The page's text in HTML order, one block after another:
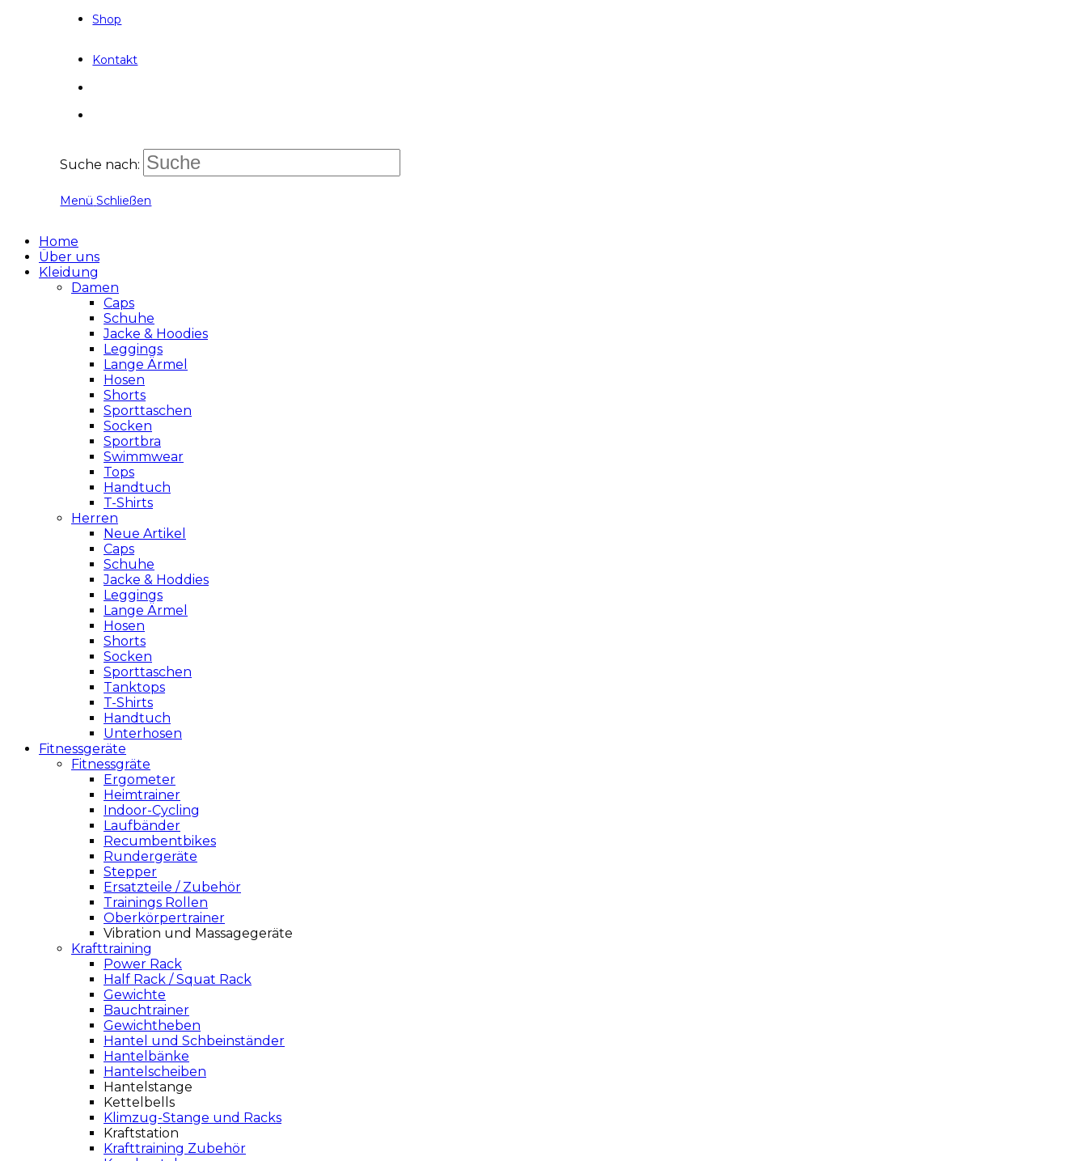
Shop
Kontakt
Suche nach:
Menü Schließen
Home
Über uns
Kleidung
Damen
Caps
Schuhe
Jacke & Hoodies
Leggings
Lange Ärmel
Hosen
Shorts
Sporttaschen
Socken
Sportbra
Swimmwear
Tops
Handtuch
T-Shirts
Herren
Neue Artikel
Caps
Schuhe
Jacke & Hoddies
Leggings
Lange Ärmel
Hosen
Shorts
Socken
Sporttaschen
Tanktops
T-Shirts
Handtuch
Unterhosen
Fitnessgeräte
Fitnessgräte
Ergometer
Heimtrainer
Indoor-Cycling
Laufbänder
Recumbentbikes
Rundergeräte
Stepper
Ersatzteile / Zubehör
Trainings Rollen
Oberkörpertrainer
Vibration und Massagegeräte
Krafttraining
Power Rack
Half Rack / Squat Rack
Gewichte
Bauchtrainer
Gewichtheben
Hantel und Schbeinständer
Hantelbänke
Hantelscheiben
Hantelstange
Kettelbells
Klimzug-Stange und Racks
Kraftstation
Krafttraining Zubehör